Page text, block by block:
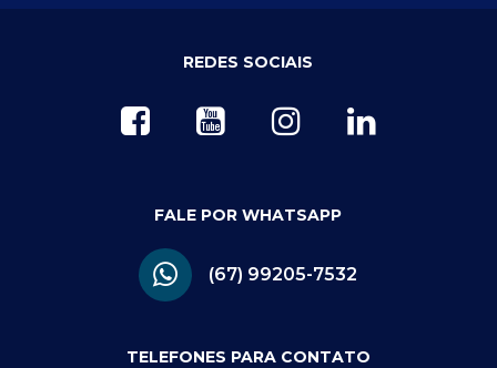
REDES SOCIAIS
FALE POR WHATSAPP
(67) 99205-7532
TELEFONES PARA CONTATO